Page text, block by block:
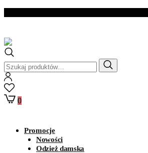
Szukaj:
0
Promocje
Nowości
Odzież damska